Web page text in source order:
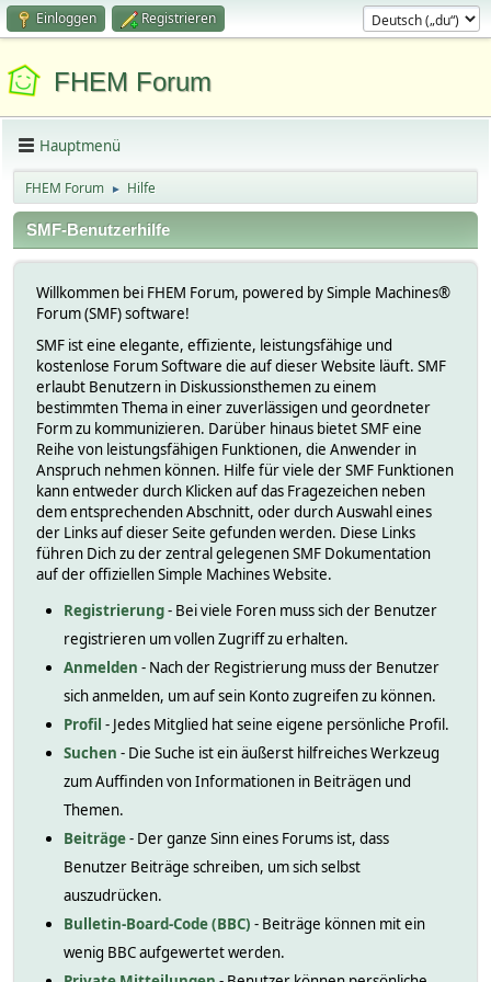
Einloggen Registrieren
FHEM Forum
Hauptmenü
FHEM Forum ► Hilfe
SMF-Benutzerhilfe
Willkommen bei FHEM Forum, powered by Simple Machines®
Forum (SMF) software!
SMF ist eine elegante, effiziente, leistungsfähige und
kostenlose Forum Software die auf dieser Website läuft. SMF
erlaubt Benutzern in Diskussionsthemen zu einem
bestimmten Thema in einer zuverlässigen und geordneter
Form zu kommunizieren. Darüber hinaus bietet SMF eine
Reihe von leistungsfähigen Funktionen, die Anwender in
Anspruch nehmen können. Hilfe für viele der SMF Funktionen
kann entweder durch Klicken auf das Fragezeichen neben
dem entsprechenden Abschnitt, oder durch Auswahl eines
der Links auf dieser Seite gefunden werden. Diese Links
führen Dich zu der zentral gelegenen SMF Dokumentation
auf der offiziellen Simple Machines Website.
Registrierung- Bei viele Foren muss sich der Benutzer
registrieren um vollen Zugriff zu erhalten.
Anmelden - Nach der Registrierung muss der Benutzer
sich anmelden, um auf sein Konto zugreifen zu können.
Profil - Jedes Mitglied hat seine eigene persönliche Profil.
Suchen - Die Suche ist ein äußerst hilfreiches Werkzeug
zum Auffinden von Informationen in Beiträgen und
Themen.
Beiträge- Der ganze Sinn eines Forums ist, dass
Benutzer Beiträge schreiben, um sich selbst
auszudrücken.
Bulletin-Board-Code (BBC) - Beiträge können mit ein
wenig BBC aufgewertet werden.